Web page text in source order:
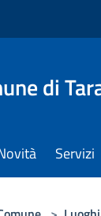
di
Servizi